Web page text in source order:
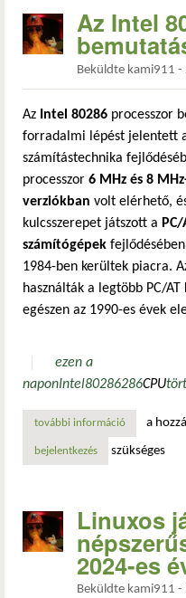
Az Intel
Beküldte kami911 -
Az Intel 80286 processzor
forradalmi lépést jelentett
számítástechnika
processzor 6 MHz és 8
verziókban volt elérhető,
kulcsszerepet játszott a
számítógépek
1984-ben kerültek piacra.
használták a legtöbb PC/
egészen az 1990-es évek
ezen a
naponIntel80286286CPU
további információaz intel
a
bejelentkezés szükséges
Linuxos
2024-es
Beküldte kami911 -